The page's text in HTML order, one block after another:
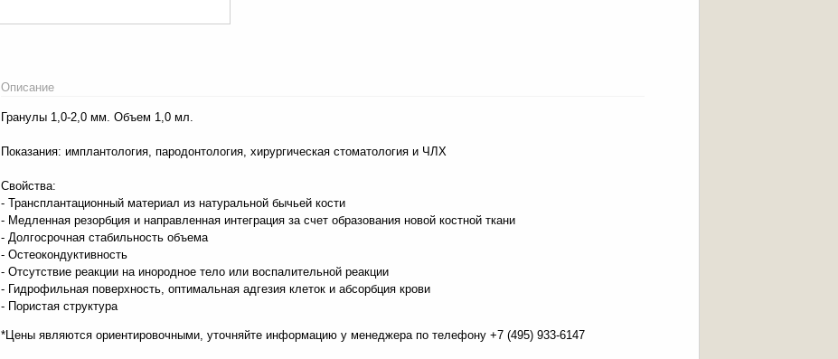
Описание
Гранулы 1,0-2,0 мм. Объем 1,0 мл.
Показания: имплантология, пародонтология, хирургическая стоматология и ЧЛХ
Свойства:
- Трансплантационный материал из натуральной бычьей кости
- Медленная резорбция и направленная интеграция за счет образования новой костной ткани
- Долгосрочная стабильность объема
- Остеокондуктивность
- Отсутствие реакции на инородное тело или воспалительной реакции
- Гидрофильная поверхность, оптимальная адгезия клеток и абсорбция крови
- Пористая структура
*Цены являются ориентировочными, уточняйте информацию у менеджера по телефону +7 (495) 933-6147